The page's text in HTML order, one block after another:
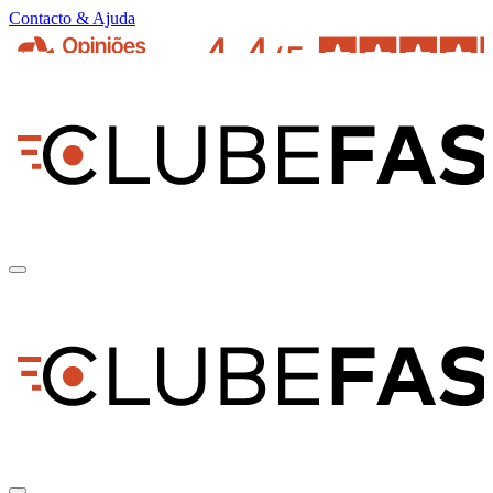
Contacto & Ajuda